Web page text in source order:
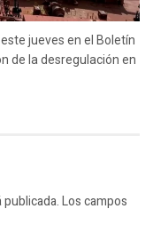
jueves en el Boletín
de la desregulación en
Los campos